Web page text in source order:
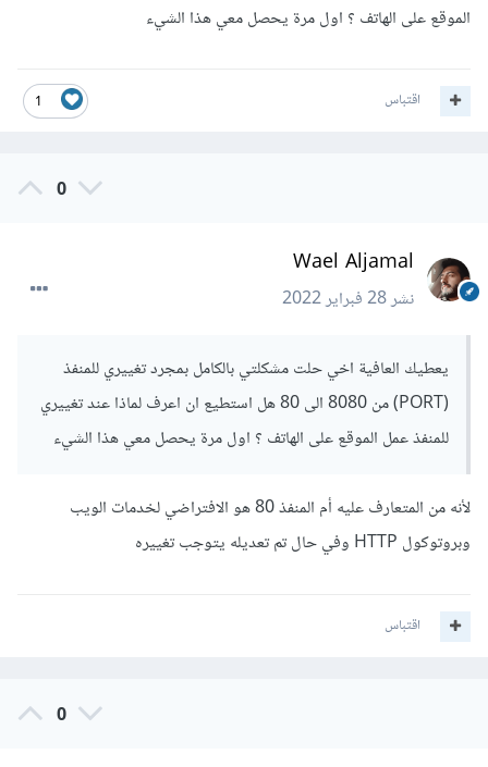
الموقع على الهاتف ؟ اول مرة يحصل معي هذا الشيء
1 اقتباس
0
Wael Aljamal
نشر28 فبراير 2022
يعطيك العافية اخي حلت مشكلتي بالكامل بمجرد تغييري للمنفذ
(PORT) من 8080 الى 80 هل استطيع ان اعرف لماذا عند تغييري
للمنفذ عمل الموقع على الهاتف ؟ اول مرة يحصل معي هذا الشيء
لأنه من المتعارف عليه أم المنفذ 80 هو الافتراضي لخدمات الويب
وبروتوكول HTTP وفي حال تم تعديله يتوجب تغييره
اقتباس
0